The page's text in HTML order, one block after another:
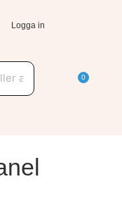
Logga in
0